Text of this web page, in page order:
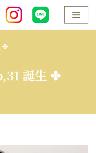
✤
誕生 ✤